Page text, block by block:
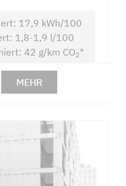
17,9 kWh/100
1,8-1,9 l/100
42 g/km CO2*
MEHR